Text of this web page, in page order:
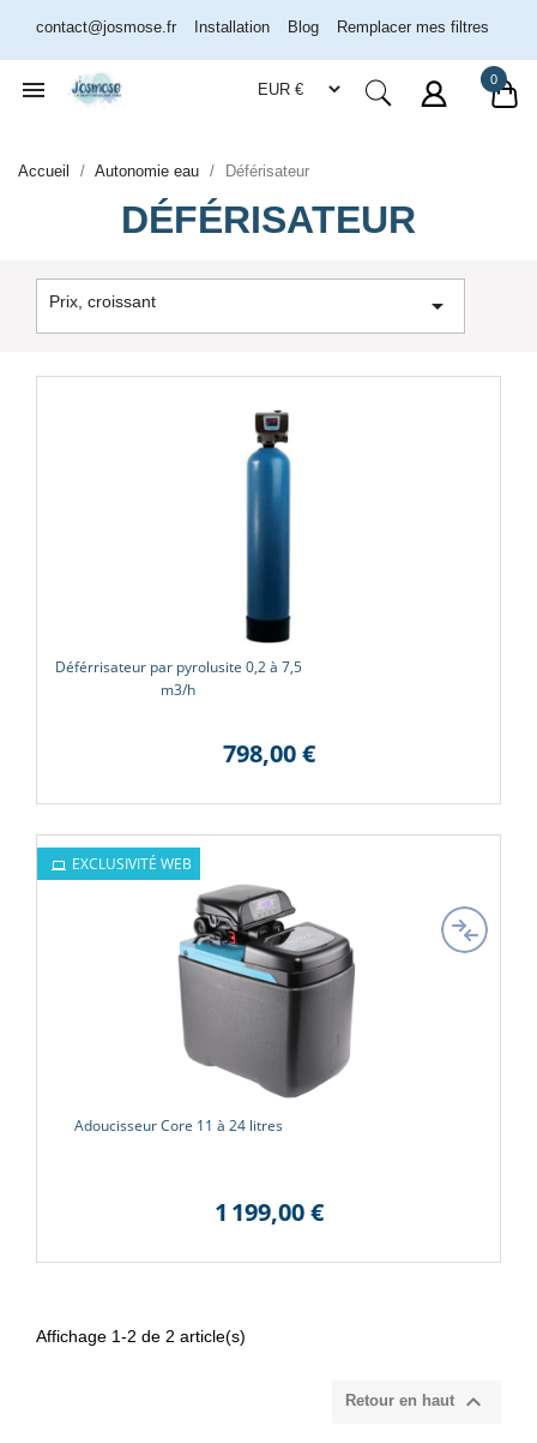
contact@josmose.fr Installation Blog Remplacer mes filtres
 0
Accueil Autonomie eau Déférisateur
DÉFÉRISATEUR
Prix, croissant 
Déférrisateur par pyrolusite 0,2 à 7,5
m3/h
798,00 €
Adoucisseur Core 11 à 24 litres
1 199,00 €
EXCLUSIVITÉ WEB
Affichage 1-2 de 2 article(s)
Retour en haut 